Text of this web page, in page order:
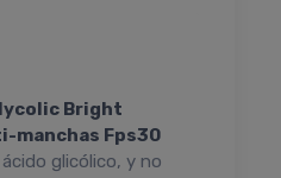
Bright
manchas Fps30
glicólico, y no